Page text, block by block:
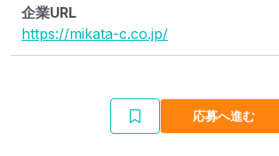
企業URL
https://mikata-c.co.jp/
応募へ進む